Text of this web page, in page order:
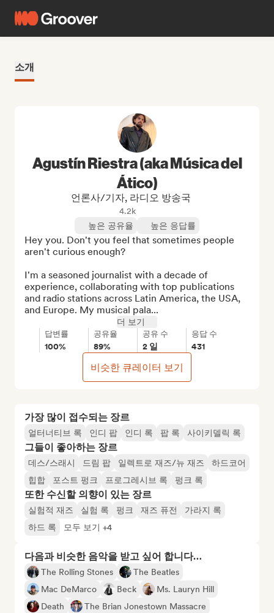
소개
가장 많이 접수되는 장르
얼터너티브 록 인디 팝 인디 록 팝 록 사이키델릭 록
그들이 좋아하는 장르
데스/스래시 드림 팝 일렉트로 재즈/뉴 재즈
하드코어
힙합
포스트 펑크 프로그레시브 록 펑크 록
또한 수신할 의향이 있는 장르
실험적 재즈 실험 록 펑크 재즈 퓨전
가라지 록
하드 록
모두 보기 +4
다음과 비슷한 음악을 받고 싶어 합니다…
The Rolling Stones
The Beatles
Mac DeMarco
Beck
Ms. Lauryn Hill
Death
The Brian Jonestown Massacre
Agustín Riestra (aka Música del
Ático)
언론사/기자, 라디오 방송국
4.2k
높은 공유율
높은 응답률
Hey you. Don't you feel that sometimes people
aren't curious enough?
I'm a seasoned journalist with a decade of
experience, collaborating with top publications
and radio stations across Latin America, the USA,
and Europe. My musical pala...
더 보기
답변률
100%
공유율
89%
공유 수
2 일
응답 수
431
비슷한 큐레이터 보기